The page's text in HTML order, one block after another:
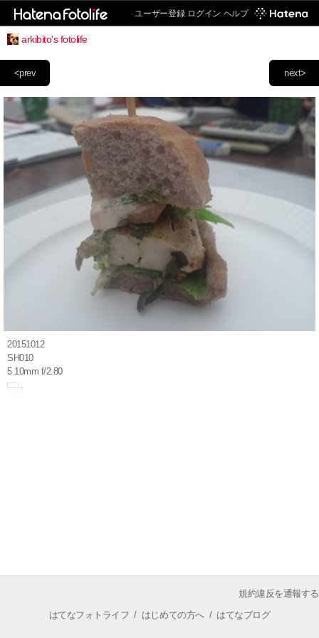
ユーザー登録 ログイン ヘルプ
arkibito's fotolife
next>
<prev
20151012
SH010
5.10mm f/2.80
規約違反を通報する
はてなフォトライフ / はじめての方へ/ はてなブログ